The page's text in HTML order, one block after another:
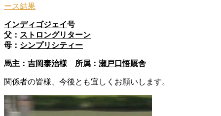
ース結果
インディゴジェイ号
父： ストロングリターン
母： シンプリシティー
馬主： 吉岡泰治様 所属： 瀬戸口悟厩舎
関係者の皆様、今後とも宜しくお願いします。